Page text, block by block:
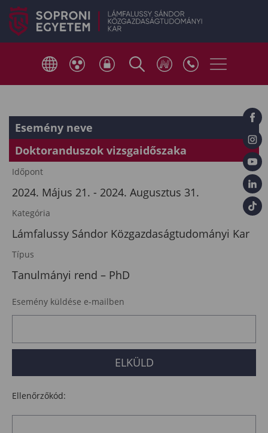
Esemény neve
Doktoranduszok vizsgaidőszaka
Időpont
2024. Május 21. - 2024. Augusztus 31.
Kategória
Lámfalussy Sándor Közgazdaságtudományi Kar
Típus
Tanulmányi rend – PhD
Esemény küldése e-mailben
Ellenőrzőkód: